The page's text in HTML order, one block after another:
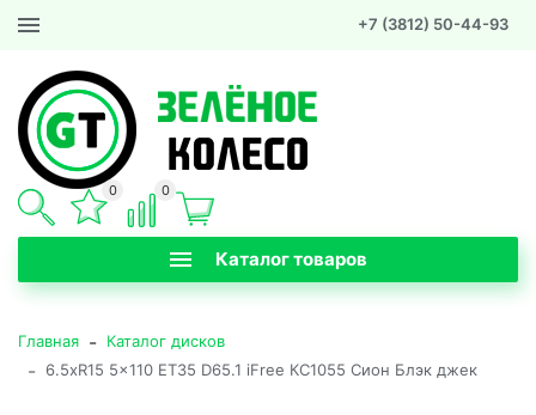
+7 (3812) 50-44-93
Каталог товаров
0 0
Главная - Каталог дисков
- 6.5xR15 5x110 ET35 D65.1 iFree КС1055 Сион Блэк джек